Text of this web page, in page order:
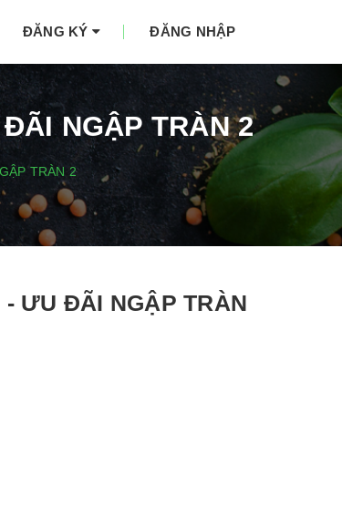
ĐĂNG KÝ ĐĂNG NHẬP
NGẬP TRÀN 2
TRÀN 2
ƯU ĐÃI NGẬP TRÀN